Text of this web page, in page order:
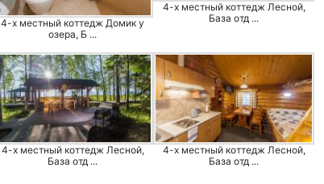
4-х местный коттедж Домик у
озера, Б ...
4-х местный коттедж Лесной,
База отд ...
4-х местный коттедж Лесной,
База отд ...
4-х местный коттедж Лесной,
База отд ...